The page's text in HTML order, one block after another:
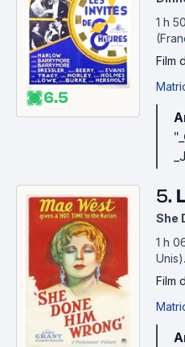
Mais, c'est bien ce que je
le vin petit et la cuite
ne méritez pas de boire !
picole l'Espagnol ? C'est
pignoufs comme vous !
(Un singe en hiver)
_Ouvre grand tes oreilles
pas la mèche de ton
que t’auras jamais pour te
(Priscilla, Folle du désert)
6.5
1 h
Film
5.
She
1 h
Unis).
Film